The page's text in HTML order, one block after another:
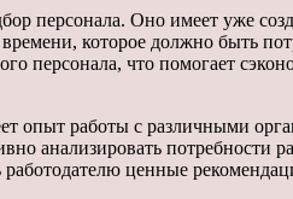
персонала. Оно имеет уже
которое должно быть
персонала, что помогает
опыт работы с различными
анализировать потребности
ценные